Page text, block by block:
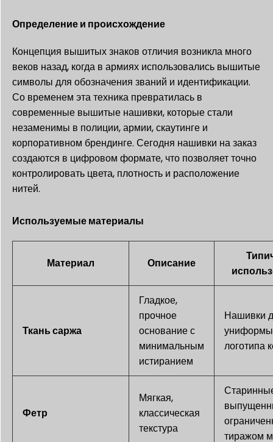
Определение и происхождение
Концепция вышитых знаков отличия возникла много
веков назад, когда в армиях использовались вышитые
символы для обозначения званий и идентификации.
Со временем эта техника превратилась в
современные вышитые нашивки, которые стали
незаменимы в полиции, армии, скаутинге и
корпоративном брендинге. Сегодня нашивки на заказ
создаются в цифровом формате, что позволяет точно
контролировать цвета, плотность и расположение
нитей.
Используемые материалы
Материал Описание
Ткань саржа
Гладкое,
прочное
основание с
минимальным
истиранием
Нашивки
логотипа
Фетр
Мягкая,
классическая
текстура
тиражом